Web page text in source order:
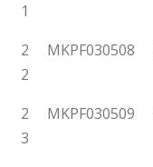
1
2
2
MKPF030508
2
3
MKPF030509